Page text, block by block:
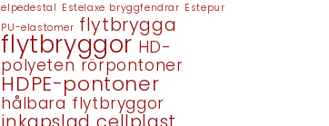
elpedestal Estelaxe bryggfendrar Estepur
PU-elastomer flytbrygga
flytbryggor HD-
polyeten rörpontoner
HDPE-pontoner
hålbara flytbryggor